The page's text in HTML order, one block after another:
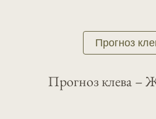
Прогноз
Прогноз клева –